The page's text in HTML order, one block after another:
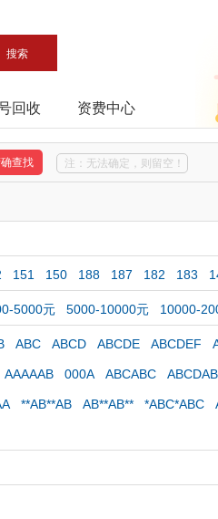
回收 资费中心
注：无法确定，则留空！
151 150 188 187 182 183
5000元 5000-10000元 10000-
ABC ABCD ABCDE ABCDEF
AAAAAB 000A ABCABC
**AB**AB AB**AB** *ABC*ABC